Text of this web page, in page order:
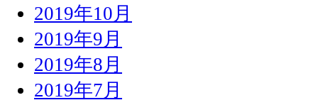
2019年10月
2019年9月
2019年8月
2019年7月